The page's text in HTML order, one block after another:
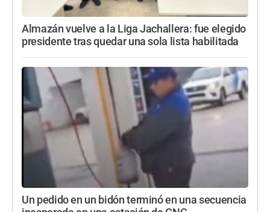
Almazán vuelve a la Liga Jachallera: fue elegido
presidente tras quedar una sola lista habilitada
Un pedido en un bidón terminó en una secuencia